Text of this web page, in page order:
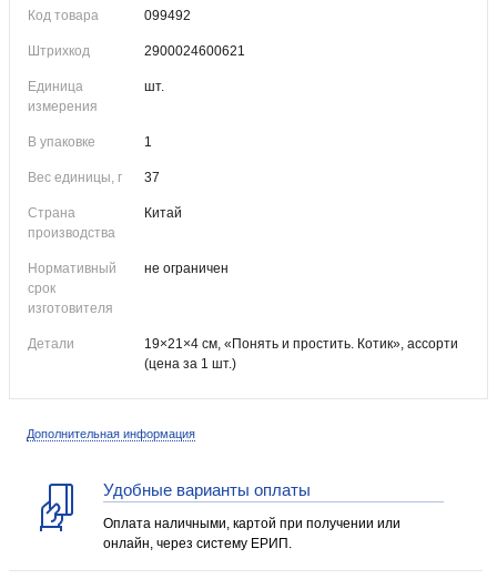
Код товара 099492
Штрихкод 2900024600621
Единица
измерения
шт.
В упаковке 1
Вес единицы, г 37
Страна
производства
Китай
Нормативный
срок
изготовителя
не ограничен
Детали
19×21×4 см, «Понять и простить. Котик», ассорти
(цена за 1 шт.)
Дополнительная информация
Удобные варианты оплаты
Оплата наличными, картой при получении или
онлайн, через систему ЕРИП.